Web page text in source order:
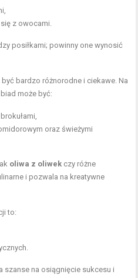
z owocami.
posiłkami; powinny one wynosić
bardzo różnorodne i ciekawe. Na
może być:
oraz świeżymi
oliwa z oliwek czy różne
i pozwala na kreatywne
to:
szanse na osiągnięcie sukcesu i